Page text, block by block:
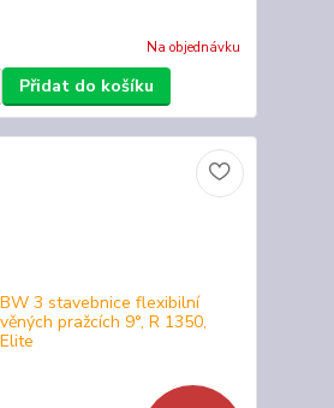
Na objednávku
Přidat do košíku